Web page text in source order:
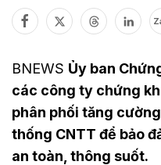
BNEWS Ủy ban
các công ty chứng
phân phối tăng
thống CNTT để bảo
an toàn, thông suốt.